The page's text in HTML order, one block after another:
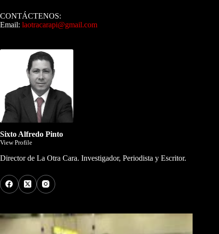
CONTÁCTENOS:
Email: laotracarapi@gmail.com
Sixto Alfredo Pinto
View Profile
Director de La Otra Cara. Investigador, Periodista y Escritor.